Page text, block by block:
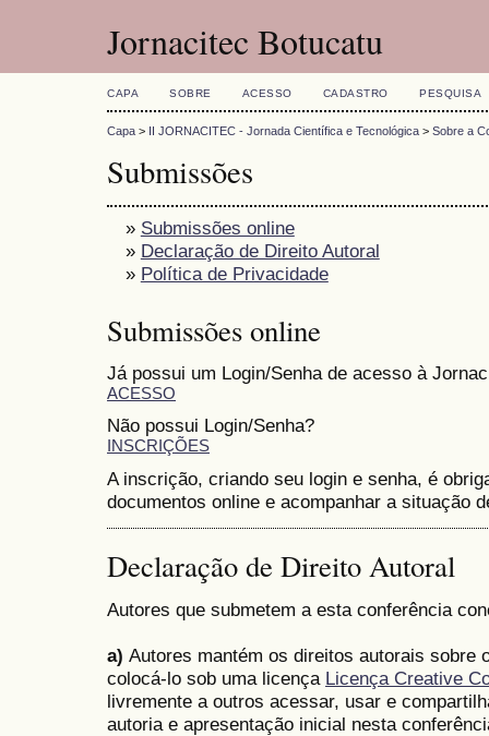
Jornacitec Botucatu
CAPA SOBRE ACESSO CADASTRO PESQUISA
Capa > II JORNACITEC - Jornada Científica e Tecnológica > Sobre a
Submissões
» Submissões online
» Declaração de Direito Autoral
» Política de Privacidade
Submissões online
Já possui um Login/Senha de acesso à
ACESSO
Não possui Login/Senha?
INSCRIÇÕES
A inscrição, criando seu login e senha, é
documentos online e acompanhar a situação
Declaração de Direito Autoral
Autores que submetem a esta conferência
a) Autores mantém os direitos autorais sobre
colocá-lo sob uma licença Licença Creative
livremente a outros acessar, usar e
autoria e apresentação inicial nesta